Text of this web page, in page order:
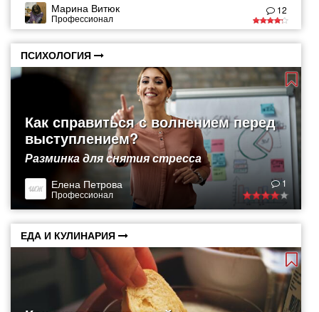
Марина Витюк
Профессионал
12
ПСИХОЛОГИЯ
Как справиться с волнением перед
выступлением?
Разминка для снятия стресса
Елена Петрова
Профессионал
1
ЕДА И КУЛИНАРИЯ